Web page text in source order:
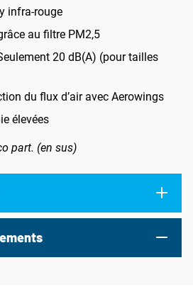
infra-rouge
au filtre PM2,5
20 dB(A) (pour tailles
du flux d’air avec Aerowings
élevées
part. (en sus)